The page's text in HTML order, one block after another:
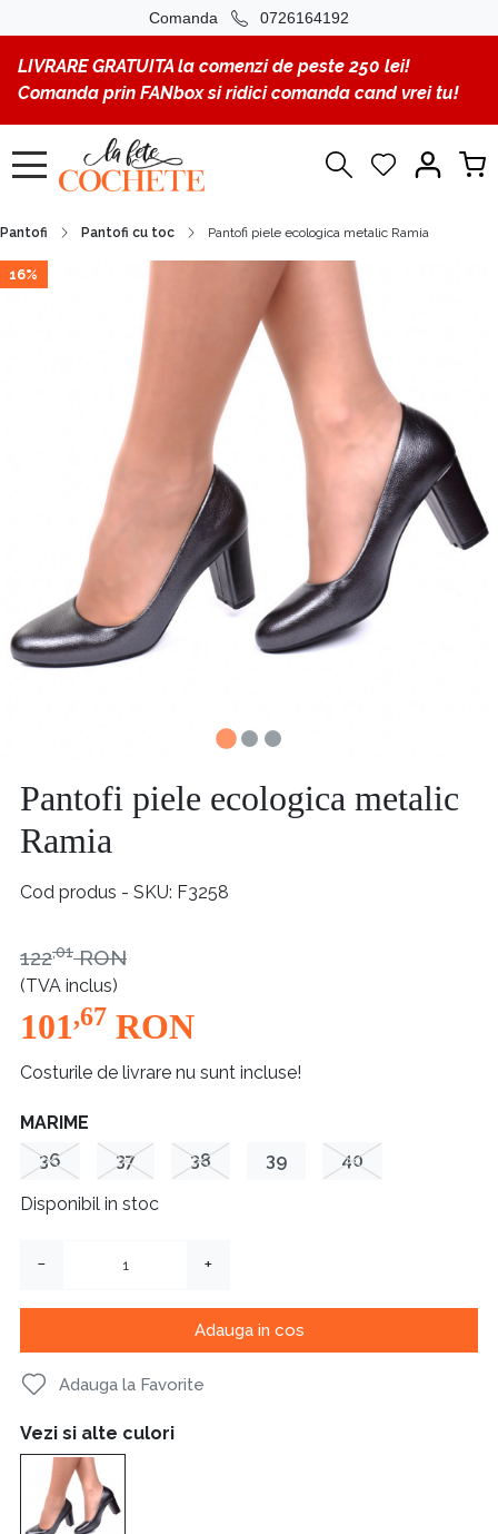
Comanda 0726164192
LIVRARE GRATUITA la comenzi de peste 250 lei!
Comanda prin FANbox si ridici comanda cand vrei tu!
Pantofi Pantofi cu toc Pantofi piele ecologica metalic Ramia
16%
Pantofi piele ecologica metalic
Ramia
Cod produs - SKU F3258
101,67 RON
(TVA inclus)
122,01 RON
Costurile de livrare nu sunt incluse!
MARIME
36
37 38 39 40
Disponibil in stoc
− +
Adauga in cos
Adauga la Favorite
Vezi si alte culori